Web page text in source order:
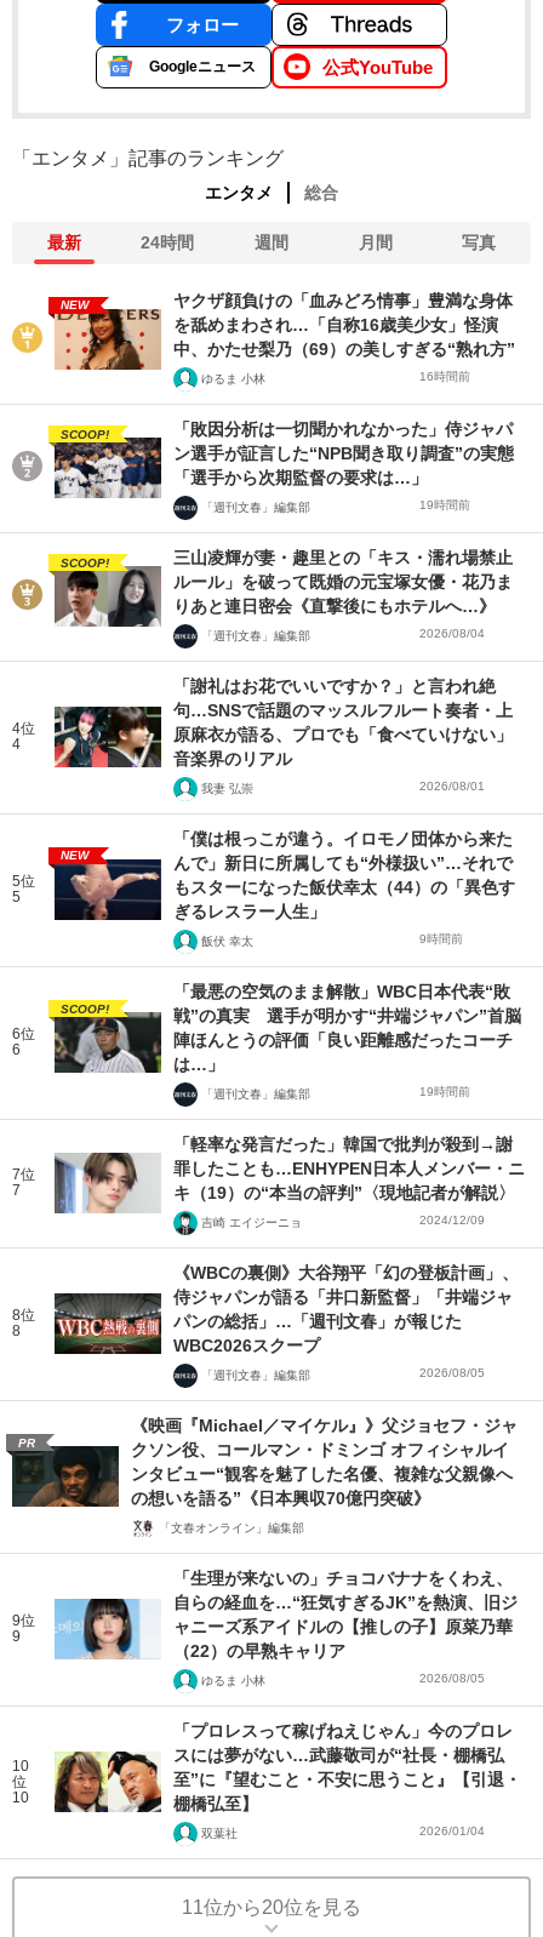
フォロー
Googleニュース 公式YouTube
「エンタメ」記事のランキング
エンタメ 総合
最新 24時間 週間 月間 写真
NEW
ヤクザ顔負けの「血みどろ情事」豊満な身体
を舐めまわされ…「自称16歳美少女」怪演
中、かたせ梨乃（69）の美しすぎる“熟れ方”
ゆるま 小林 16時間前
SCOOP!
「敗因分析は一切聞かれなかった」侍ジャパ
ン選手が証言した“NPB聞き取り調査”の実態
「選手から次期監督の要求は…」
「週刊文春」編集部 19時間前
SCOOP!
三山凌輝が妻・趣里との「キス・濡れ場禁止
ルール」を破って既婚の元宝塚女優・花乃ま
りあと連日密会《直撃後にもホテルへ…》
「週刊文春」編集部 2026/08/04
4位
4
「謝礼はお花でいいですか？」と言われ絶
句…SNSで話題のマッスルフルート奏者・上
原麻衣が語る、プロでも「食べていけない」
音楽界のリアル
我妻 弘崇 2026/08/01
5位
5
NEW
「僕は根っこが違う。イロモノ団体から来た
んで」新日に所属しても“外様扱い”…それで
もスターになった飯伏幸太（44）の「異色す
ぎるレスラー人生」
飯伏 幸太 9時間前
6位
6
SCOOP!
「最悪の空気のまま解散」WBC日本代表“敗
戦”の真実 選手が明かす“井端ジャパン”首脳
陣ほんとうの評価「良い距離感だったコーチ
は…」
「週刊文春」編集部 19時間前
7位
7
「軽率な発言だった」韓国で批判が殺到→謝
罪したことも…ENHYPEN日本人メンバー・ニ
キ（19）の“本当の評判”〈現地記者が解説〉
吉崎 エイジーニョ 2024/12/09
8位
8
《WBCの裏側》大谷翔平「幻の登板計画」、
侍ジャパンが語る「井口新監督」「井端ジャ
パンの総括」…「週刊文春」が報じた
WBC2026スクープ
「週刊文春」編集部 2026/08/05
PR
《映画『Michael／マイケル』》父ジョセフ・ジャ
クソン役、コールマン・ドミンゴ オフィシャルイ
ンタビュー“観客を魅了した名優、複雑な父親像へ
の想いを語る”《日本興収70億円突破》
「文春オンライン」編集部
9位
9
「生理が来ないの」チョコバナナをくわえ、
自らの経血を…“狂気すぎるJK”を熱演、旧ジ
ャニーズ系アイドルの【推しの子】原菜乃華
（22）の早熟キャリア
ゆるま 小林 2026/08/05
10
位
10
「プロレスって稼げねえじゃん」今のプロレ
スには夢がない…武藤敬司が“社長・棚橋弘
至”に『望むこと・不安に思うこと』【引退・
棚橋弘至】
双葉社 2026/01/04
11位から20位を見る